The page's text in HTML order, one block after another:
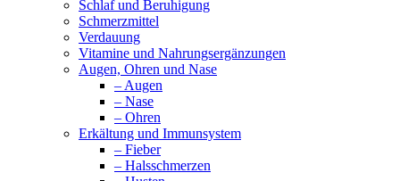
Schlaf und Beruhigung
Schmerzmittel
Verdauung
Vitamine und Nahrungsergänzungen
Augen, Ohren und Nase
– Augen
– Nase
– Ohren
Erkältung und Immunsystem
– Fieber
– Halsschmerzen